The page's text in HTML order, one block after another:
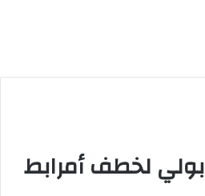
لخطف أمرابط